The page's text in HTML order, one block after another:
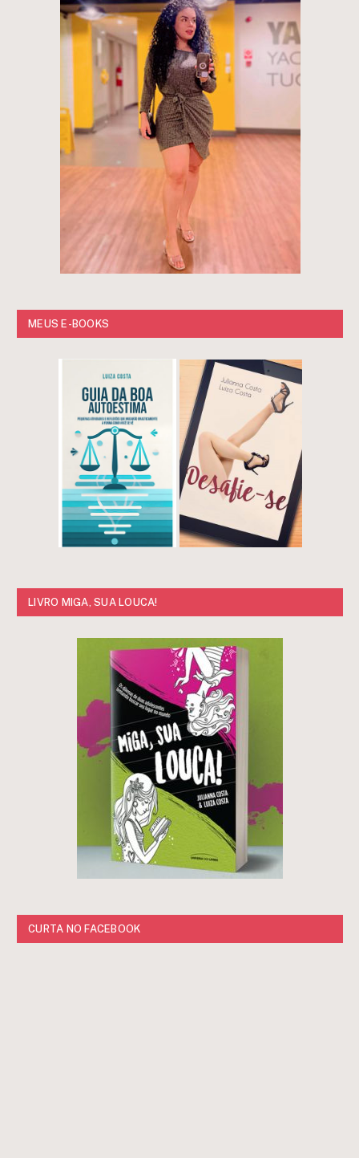
MEUS E-BOOKS
LIVRO MIGA, SUA LOUCA!
CURTA NO FACEBOOK